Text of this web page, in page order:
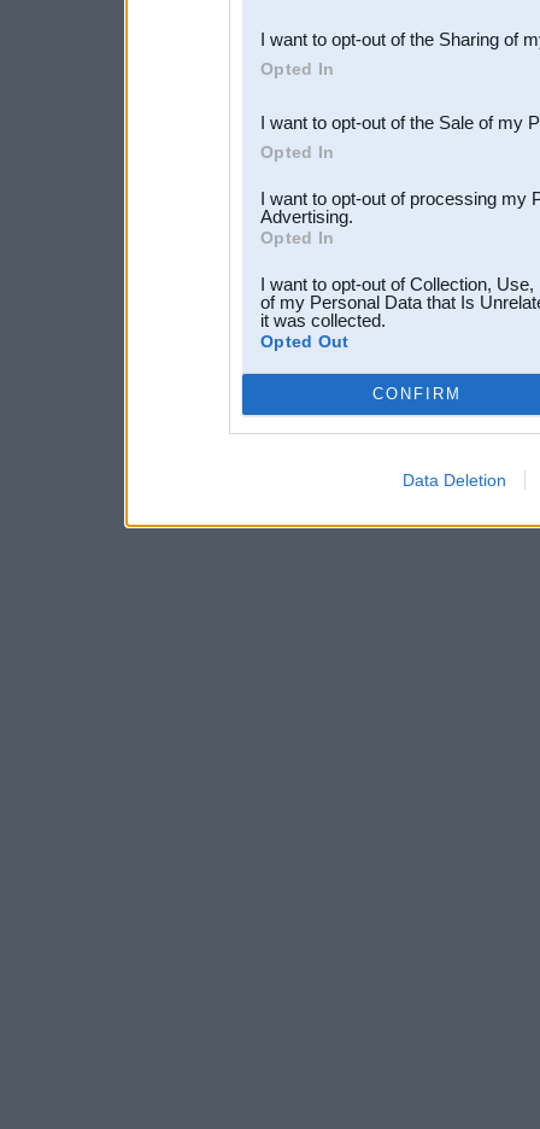
Downstream Participants
third parties.
I want to opt-out of the Sharing of
Opted In
I want to opt-out of the Sale of my
Opted In
I want to opt-out of processing my
Advertising.
Opted In
I want to opt-out of Collection,
of my Personal Data that Is
it was collected.
Opted Out
CONFIRM
Data Deletion